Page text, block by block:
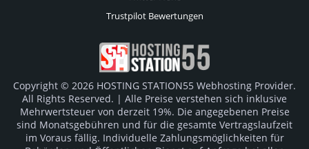
Trustpilot Bewertungen
Copyright © 2026 HOSTING STATION55 Webhosting Provider.
All Rights Reserved. | Alle Preise verstehen sich inklusive
Mehrwertsteuer von derzeit 19%. Die angegebenen Preise
sind Monatsgebühren und für die gesamte Vertragslaufzeit
im Voraus fällig. Individuelle Zahlungsmöglichkeiten für